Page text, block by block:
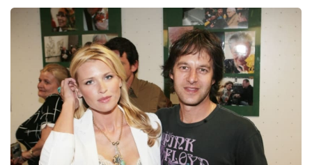
Showbyznys
Youtubeři
Virály
Sex a vztahy
Videa